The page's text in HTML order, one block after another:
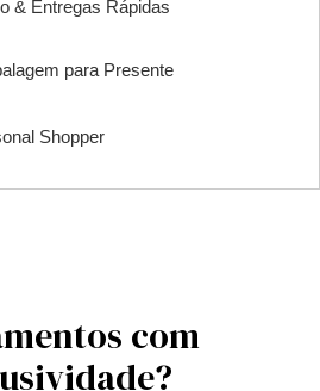
& Entregas Rápidas
para Presente
Shopper
com